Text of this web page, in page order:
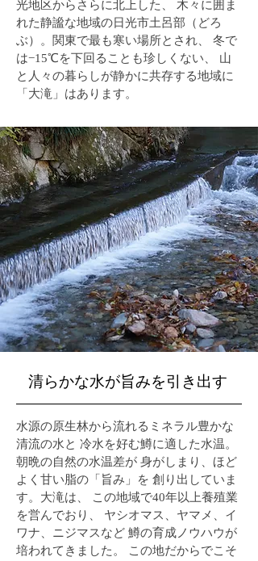
光地区からさらに北上した、 木々に囲ま
れた静謐な地域の日光市土呂部（どろ
ぶ）。関東で最も寒い場所とされ、 冬で
は−15℃を下回ることも珍しくない、 山
と人々の暮らしが静かに共存する地域に
「大滝」はあります。
清らかな水が旨みを引き出す
水源の原生林から流れるミネラル豊かな
清流の水と 冷水を好む鱒に適した水温。
朝晩の自然の水温差が 身がしまり、ほど
よく甘い脂の「旨み」を 創り出していま
す。大滝は、 この地域で40年以上養殖業
を営んでおり、 ヤシオマス、ヤマメ、イ
ワナ、ニジマスなど 鱒の育成ノウハウが
培われてきました。 この地だからでこそ